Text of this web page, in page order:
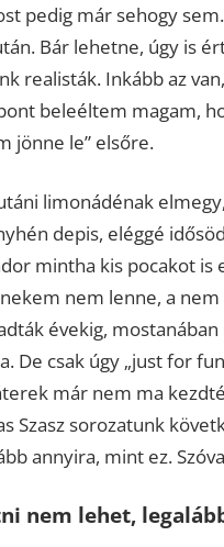
pedig már sehogy
Bár lehetne, úgy is
realisták. Inkább az
beleéltem magam,
jönne le” elsőre.
limonádénak
depis, eléggé
mintha kis pocakot
nem lenne, a
évekig,
De csak úgy „just for
már nem ma
Szasz sorozatunk
annyira, mint ez.
nem lehet,